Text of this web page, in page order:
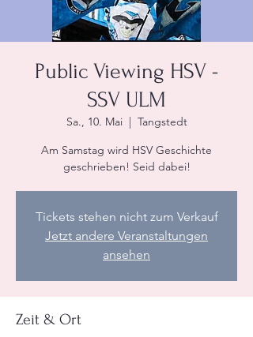
Public Viewing HSV -
SSV ULM
Sa., 10. Mai
  |
Tangstedt
Am Samstag wird HSV Geschichte
geschrieben! Seid dabei!
Tickets stehen nicht zum Verkauf
Jetzt andere Veranstaltungen
ansehen
Zeit & Ort